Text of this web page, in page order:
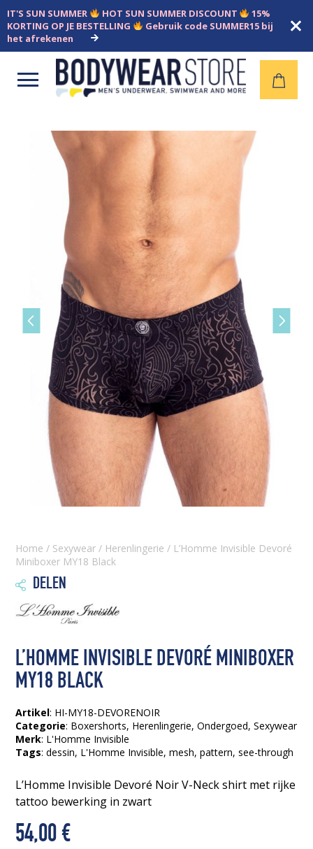
IT'S SUN SUMMER HOT SUN SUMMER DISCOUNT
15%
KORTING OP JE BESTELLING
Gebruik code SUMMER15 bij
het afrekenen
Open
Vorige
slide
slide
Home / Sexywear / Herenlingerie / L’Homme Invisible Devoré
Miniboxer MY18 Black
 DELEN
L’HOMME INVISIBLE DEVORÉ MINIBOXER
MY18 BLACK
Artikel: HI-MY18-DEVORENOIR
Categorie: Boxershorts, Herenlingerie,Ondergoed,Sexywear
Merk: L'Homme Invisible
Tags:dessin, L'Homme Invisible, mesh, pattern, see-through
L’Homme Invisible Devoré Noir V-Neck shirt met rijke
tattoo bewerking in zwart
54,00€